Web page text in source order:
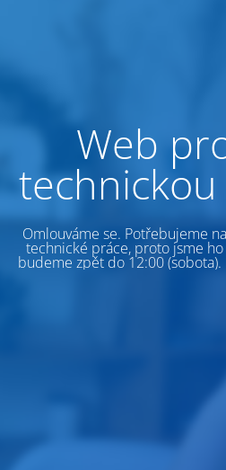
Web
Omlouváme se. Potřebujeme
technické práce, proto jsme
budeme zpět do 12:00